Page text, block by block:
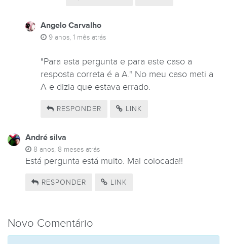
Angelo Carvalho
9 anos, 1 mês atrás
"Para esta pergunta e para este caso a
resposta correta é a A." No meu caso meti a
A e dizia que estava errado.
RESPONDER LINK
André silva
8 anos, 8 meses atrás
Está pergunta está muito. Mal colocada!!
RESPONDER LINK
Novo Comentário